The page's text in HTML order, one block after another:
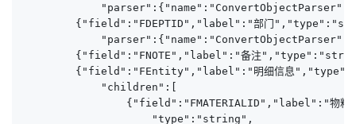
{"field":"FDEPTID","label":"部门
{"field":"FNOTE","label":"备注
{"field":"FEntity","label":"明细信息
            "children":[
{"field":"FMATERIALID","label":"物料
                    "type":"string",